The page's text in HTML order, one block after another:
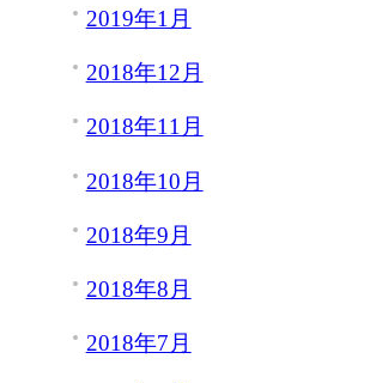
2019年1月
2018年12月
2018年11月
2018年10月
2018年9月
2018年8月
2018年7月